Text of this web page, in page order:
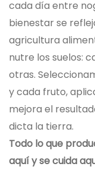
cada día entre
bienestar se
agricultura
nutre los suelos:
otras.
y cada fruto,
mejora el
dicta la tierra.
Todo lo que
aquí y se cuida